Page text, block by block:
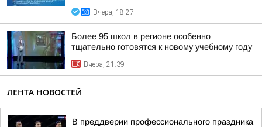
Вчера, 18:27
Более 95 школ в регионе особенно
тщательно готовятся к новому учебному году
Вчера, 21:39
ЛЕНТА НОВОСТЕЙ
В преддверии профессионального праздника